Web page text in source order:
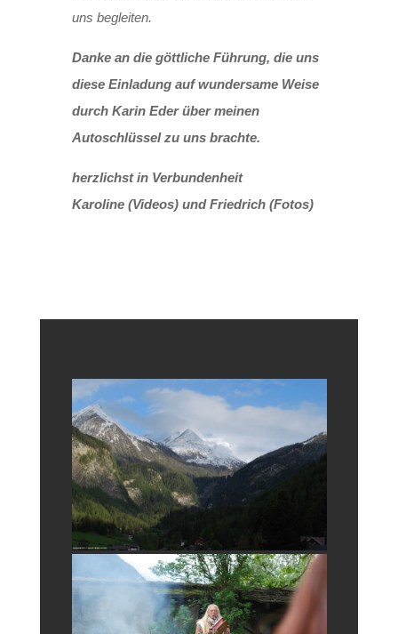
uns begleiten.
Danke an die göttliche Führung, die uns
diese Einladung auf wundersame Weise
durch Karin Eder über meinen
Autoschlüssel zu uns brachte.
herzlichst in Verbundenheit
Karoline (Videos) und Friedrich (Fotos)